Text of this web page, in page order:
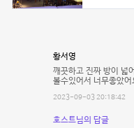
황서영
깨끗하고 진짜 방이 넓
볼수있어서 너무좋았
2023-09-03 20:18:42
호스트님의 답글